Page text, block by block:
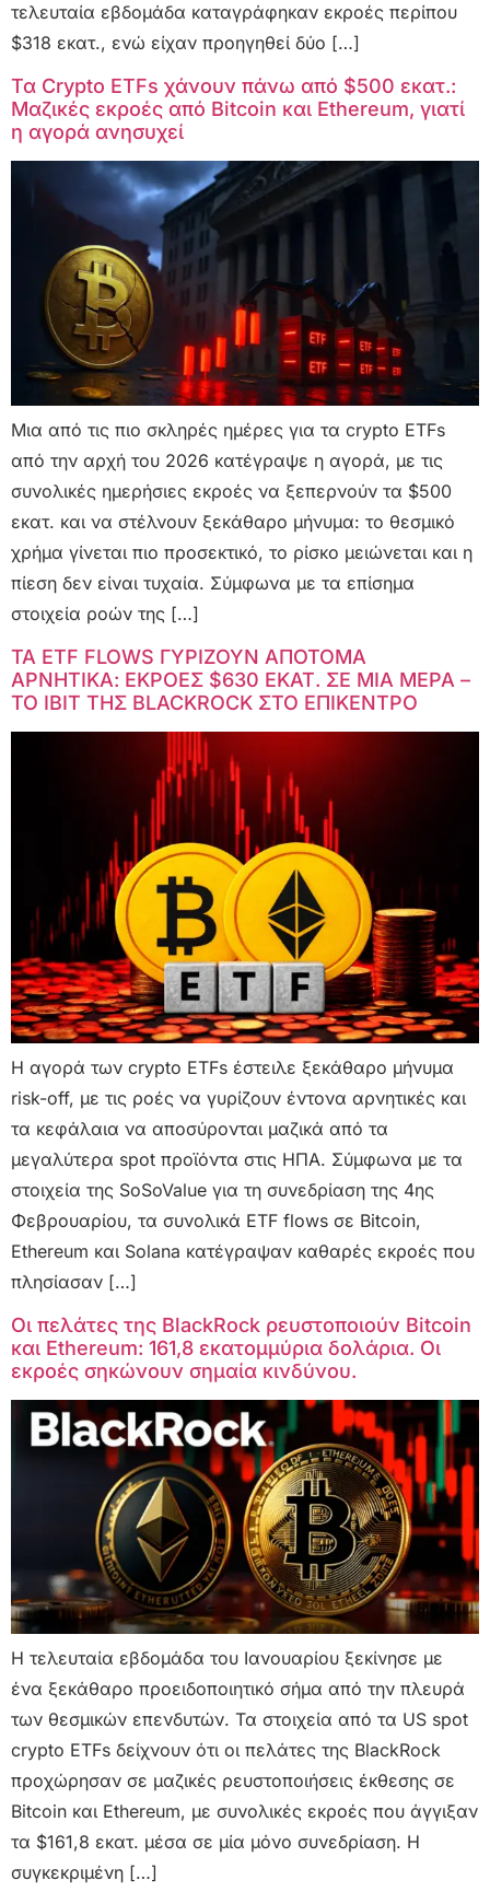
τελευταία εβδομάδα καταγράφηκαν εκροές περίπου
$318 εκατ., ενώ είχαν προηγηθεί δύο […]
Τα Crypto ETFs χάνουν πάνω από $500 εκατ.:
Μαζικές εκροές από Bitcoin και Ethereum, γιατί
η αγορά ανησυχεί
Μια από τις πιο σκληρές ημέρες για τα crypto ETFs
από την αρχή του 2026 κατέγραψε η αγορά, με τις
συνολικές ημερήσιες εκροές να ξεπερνούν τα $500
εκατ. και να στέλνουν ξεκάθαρο μήνυμα: το θεσμικό
χρήμα γίνεται πιο προσεκτικό, το ρίσκο μειώνεται και η
πίεση δεν είναι τυχαία. Σύμφωνα με τα επίσημα
στοιχεία ροών της […]
ΤΑ ETF FLOWS ΓΥΡΙΖΟΥΝ ΑΠΟΤΟΜΑ
ΑΡΝΗΤΙΚΑ: ΕΚΡΟΕΣ $630 ΕΚΑΤ. ΣΕ ΜΙΑ ΜΕΡΑ –
ΤΟ IBIT ΤΗΣ BLACKROCK ΣΤΟ ΕΠΙΚΕΝΤΡΟ
Η αγορά των crypto ETFs έστειλε ξεκάθαρο μήνυμα
risk-off, με τις ροές να γυρίζουν έντονα αρνητικές και
τα κεφάλαια να αποσύρονται μαζικά από τα
μεγαλύτερα spot προϊόντα στις ΗΠΑ. Σύμφωνα με τα
στοιχεία της SoSoValue για τη συνεδρίαση της 4ης
Φεβρουαρίου, τα συνολικά ETF flows σε Bitcoin,
Ethereum και Solana κατέγραψαν καθαρές εκροές που
πλησίασαν […]
Οι πελάτες της BlackRock ρευστοποιούν Bitcoin
και Ethereum: 161,8 εκατομμύρια δολάρια. Οι
εκροές σηκώνουν σημαία κινδύνου.
Η τελευταία εβδομάδα του Ιανουαρίου ξεκίνησε με
ένα ξεκάθαρο προειδοποιητικό σήμα από την πλευρά
των θεσμικών επενδυτών. Τα στοιχεία από τα US spot
crypto ETFs δείχνουν ότι οι πελάτες της BlackRock
προχώρησαν σε μαζικές ρευστοποιήσεις έκθεσης σε
Bitcoin και Ethereum, με συνολικές εκροές που άγγιξαν
τα $161,8 εκατ. μέσα σε μία μόνο συνεδρίαση. Η
συγκεκριμένη […]